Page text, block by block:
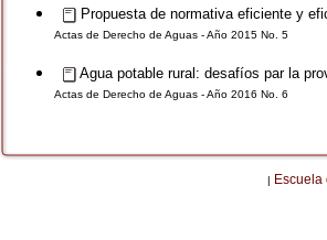
Propuesta de normativa eficiente y
Actas de Derecho de Aguas - Año 2015 No. 5
Agua potable rural: desafíos par la
Actas de Derecho de Aguas - Año 2016 No. 6
| Escuela